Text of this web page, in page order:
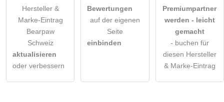
Hersteller &
Marke-Eintrag
Bearpaw
Schweiz
aktualisieren
oder verbessern
Bewertungen
auf der eigenen
Seite
einbinden
Premiumpartner
werden - leicht
gemacht
- buchen für
diesen Hersteller
& Marke-Eintrag